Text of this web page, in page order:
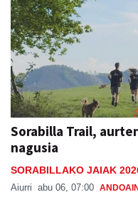
Sorabilla Trail,
nagusia
SORABILLAKO JAIAK
Aiurri abu 06, 07:00